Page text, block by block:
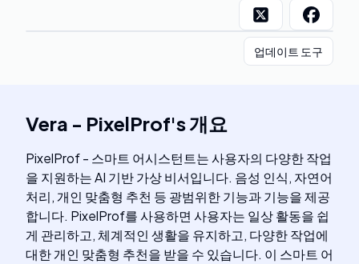
업데이트 도구
Vera - PixelProf's개요
PixelProf - 스마트 어시스턴트는 사용자의 다양한 작업
을 지원하는 AI 기반 가상 비서입니다. 음성 인식, 자연어
처리, 개인 맞춤형 추천 등 광범위한 기능과 기능을 제공
합니다. PixelProf를 사용하면 사용자는 일상 활동을 쉽
게 관리하고, 체계적인 생활을 유지하고, 다양한 작업에
대한 개인 맞춤형 추천을 받을 수 있습니다. 이 스마트 어